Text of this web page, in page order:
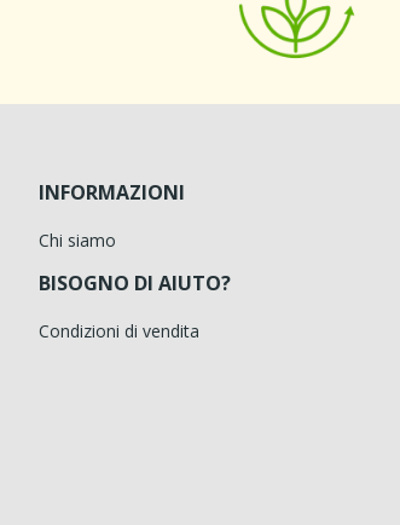
INFORMAZIONI
Chi siamo
BISOGNO DI AIUTO?
Condizioni di vendita